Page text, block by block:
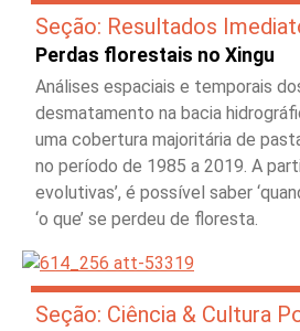
Seção: Resultados
Perdas florestais no Xingu
Análises espaciais e temporais
desmatamento na bacia
uma cobertura majoritária de
no período de 1985 a 2019. A
evolutivas’, é possível saber
‘o que’ se perdeu de floresta.
Seção: Ciência & Cultura